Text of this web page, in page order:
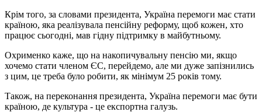
Крім того, за словами президента, Україна перемоги має стати
країною, яка реалізувала пенсійну реформу, щоб кожен, хто
працює сьогодні, мав гідну підтримку в майбутньому.
Охрименко каже, що на накопичувальну пенсію ми, якщо
хочемо стати членом ЄС, перейдемо, але ми дуже запізнились
з цим, це треба було робити, як мінімум 25 років тому.
Також, на переконання президента, Україна перемоги має бути
країною, де культура - це експортна галузь.